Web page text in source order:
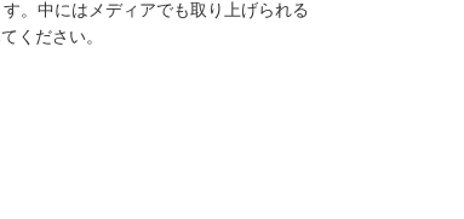
。中にはメディアでも取り上げられる
ください。